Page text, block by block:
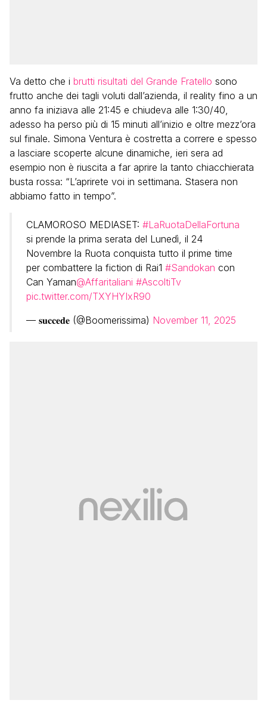
Va detto che i brutti risultati del Grande Fratello sono
frutto anche dei tagli voluti dall’azienda, il reality fino a un
anno fa iniziava alle 21:45 e chiudeva alle 1:30/40,
adesso ha perso più di 15 minuti all’inizio e oltre mezz’ora
sul finale. Simona Ventura è costretta a correre e spesso
a lasciare scoperte alcune dinamiche, ieri sera ad
esempio non è riuscita a far aprire la tanto chiacchierata
busta rossa: “L’aprirete voi in settimana. Stasera non
abbiamo fatto in tempo”.
CLAMOROSO MEDIASET: #LaRuotaDellaFortuna
si prende la prima serata del Lunedì, il 24
Novembre la Ruota conquista tutto il prime time
per combattere la fiction di Rai1 #Sandokan con
Can Yaman@Affaritaliani #AscoltiTv
pic.twitter.com/TXYHYIxR90
— 𝐬𝐮𝐜𝐜𝐞𝐝𝐞 (@Boomerissima) November 11, 2025